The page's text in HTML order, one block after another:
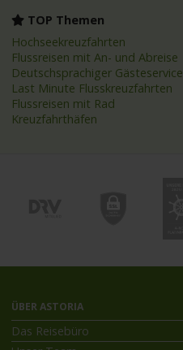
TOP Themen
Hochseekreuzfahrten
Flussreisen mit An- und Abreise
Deutschsprachiger Gästeservice
Last Minute Flusskreuzfahrten
Flussreisen mit Rad
Kreuzfahrthäfen
ÜBER ASTORIA
Das Reisebüro